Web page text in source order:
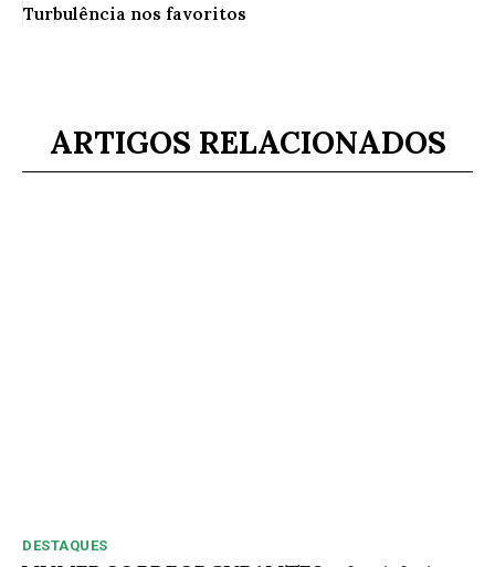
Turbulência nos favoritos
ARTIGOS RELACIONADOS
DESTAQUES